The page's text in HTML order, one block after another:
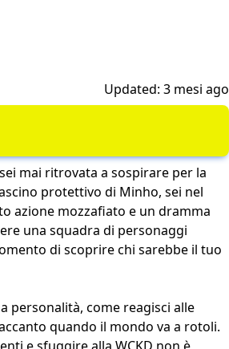
Updated: 3 mesi ago
mai ritrovata a sospirare per la
protettivo di Minho, sei nel
azione mozzafiato e un dramma
una squadra di personaggi
di scoprire chi sarebbe il tuo
personalità, come reagisci alle
quando il mondo va a rotoli.